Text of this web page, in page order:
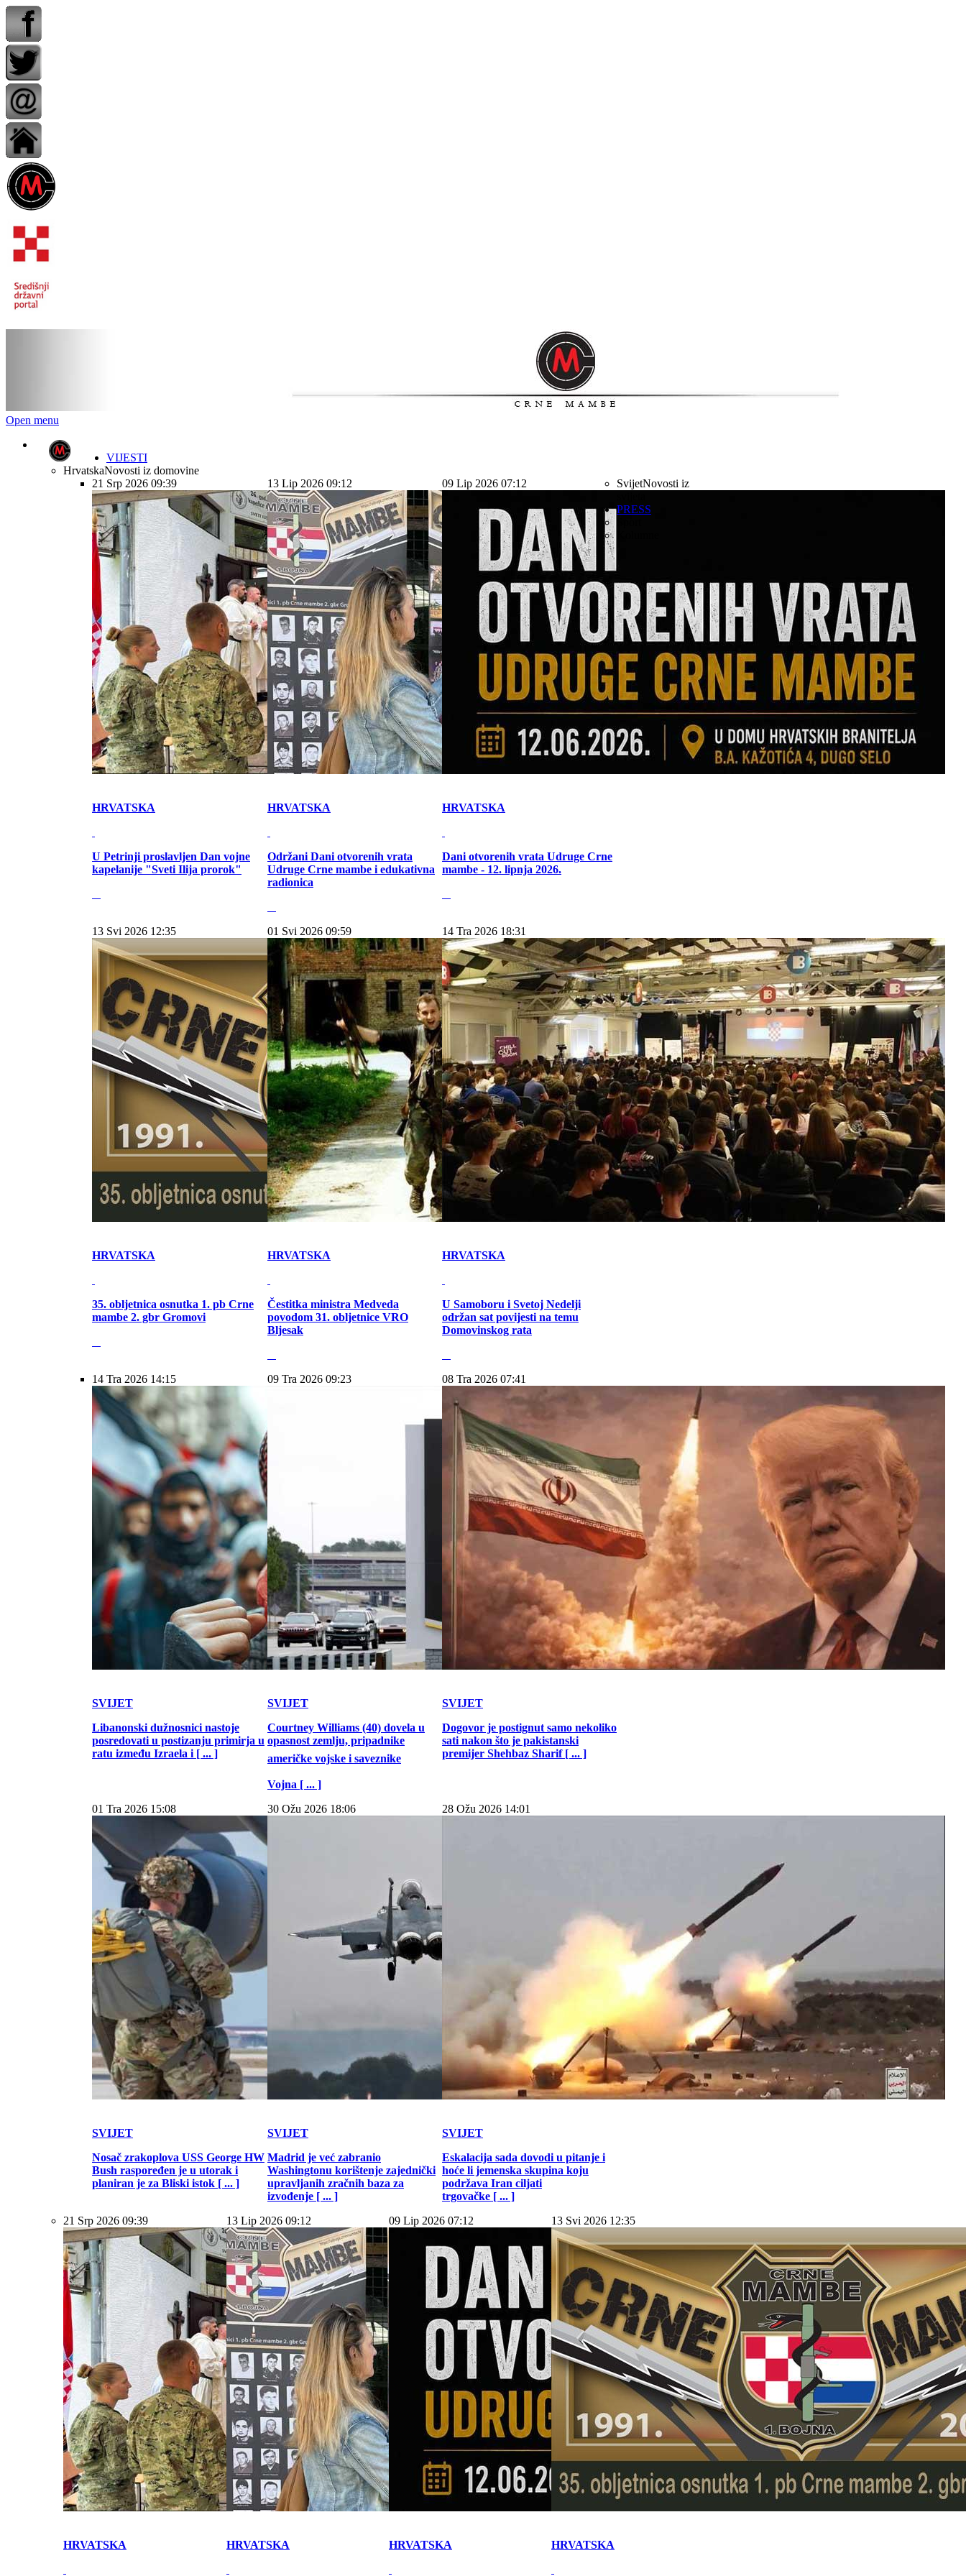
Open menu
VIJESTI
HrvatskaNovosti iz domovine
21 Srp 2026 09:39
HRVATSKA
U Petrinji proslavljen Dan vojne
kapelanije "Sveti Ilija prorok"
13 Lip 2026 09:12
HRVATSKA
Održani Dani otvorenih vrata
Udruge Crne mambe i edukativna
radionica
09 Lip 2026 07:12
HRVATSKA
Dani otvorenih vrata Udruge Crne
mambe - 12. lipnja 2026.
13 Svi 2026 12:35
HRVATSKA
35. obljetnica osnutka 1. pb Crne
mambe 2. gbr Gromovi
01 Svi 2026 09:59
HRVATSKA
Čestitka ministra Medveda
povodom 31. obljetnice VRO
Bljesak
14 Tra 2026 18:31
HRVATSKA
U Samoboru i Svetoj Nedelji
održan sat povijesti na temu
Domovinskog rata
SvijetNovosti iz
14 Tra 2026 14:15
SVIJET
Libanonski dužnosnici nastoje
posredovati u postizanju primirja u
ratu između Izraela i [ ... ]
09 Tra 2026 09:23
SVIJET
Courtney Williams (40) dovela u
opasnost zemlju, pripadnike
američke vojske i saveznike
Vojna [ ... ]
08 Tra 2026 07:41
SVIJET
Dogovor je postignut samo nekoliko
sati nakon što je pakistanski
premijer Shehbaz Sharif [ ... ]
01 Tra 2026 15:08
SVIJET
Nosač zrakoplova USS George HW
Bush raspoređen je u utorak i
planiran je za Bliski istok [ ... ]
30 Ožu 2026 18:06
SVIJET
Madrid je već zabranio
Washingtonu korištenje zajednički
upravljanih zračnih baza za
izvođenje [ ... ]
28 Ožu 2026 14:01
SVIJET
Eskalacija sada dovodi u pitanje i
hoće li jemenska skupina koju
podržava Iran ciljati
trgovačke [ ... ]
21 Srp 2026 09:39
HRVATSKA
13 Lip 2026 09:12
HRVATSKA
09 Lip 2026 07:12
HRVATSKA
13 Svi 2026 12:35
HRVATSKA
PRESS